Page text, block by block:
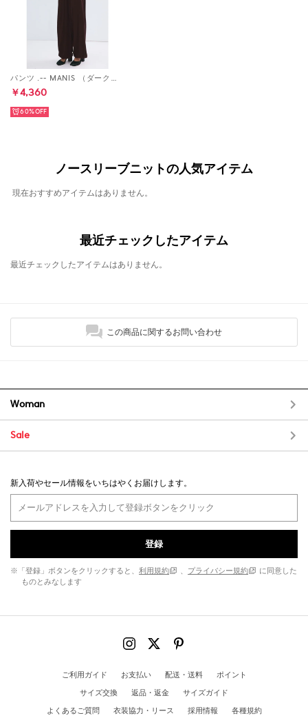
パンツ .-- MANIS （ダークレッド）
￥4,360
60%
ノースリーブニットの人気アイテム
現在おすすめアイテムはありません。
最近チェックしたアイテム
最近チェックしたアイテムはありません。
この商品に関するお問い合わせ
Woman
Sale
新入荷やセール情報をいちはやくお届けします。
登録
※「登録」ボタンをクリックすると、 利用規約 、 プライバシー規約
に同意した
ものとみなします
ご利用ガイド お支払い 配送・送料
ポイント
サイズ交換
返品・返金
サイズガイド
よくあるご質問
衣装協力・リース 採用情報 各種規約